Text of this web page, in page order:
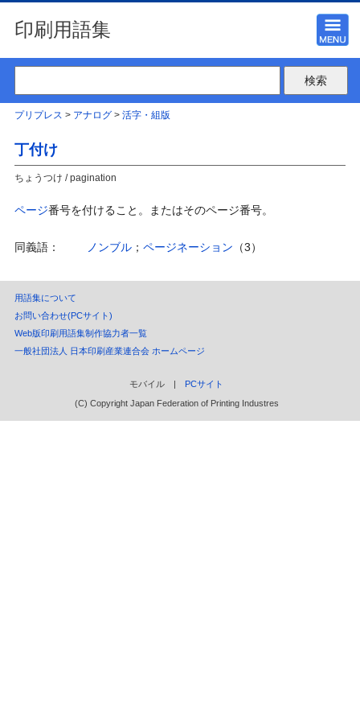
印刷用語集
プリプレス > アナログ> 活字・組版
丁付け
ちょうつけ / pagination
ページ番号を付けること。またはそのページ番号。
同義語： ノンブル； ページネーション （3）
用語集について
お問い合わせ(PCサイト)
Web版印刷用語集制作協力者一覧
一般社団法人 日本印刷産業連合会 ホームページ
モバイル | PCサイト
(C) Copyright Japan Federation of Printing Industres